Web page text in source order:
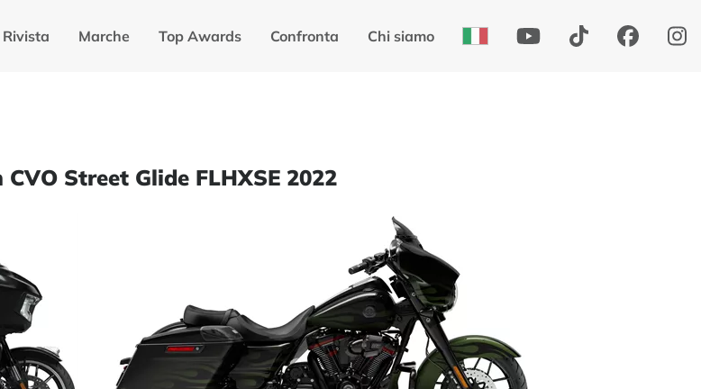
Rivista Marche Top Awards Confronta Chi siamo
Street Glide FLHXSE 2022